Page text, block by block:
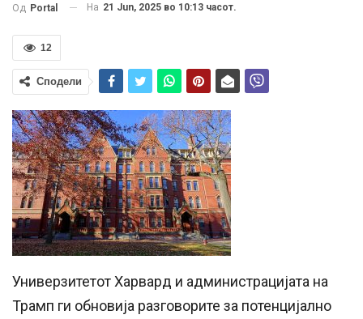
Од Portal На 21 Jun, 2025 во 10:13 часот.
12
Сподели
Универзитетот Харвард и администрацијата на
Трамп ги обновија разговорите за потенцијално